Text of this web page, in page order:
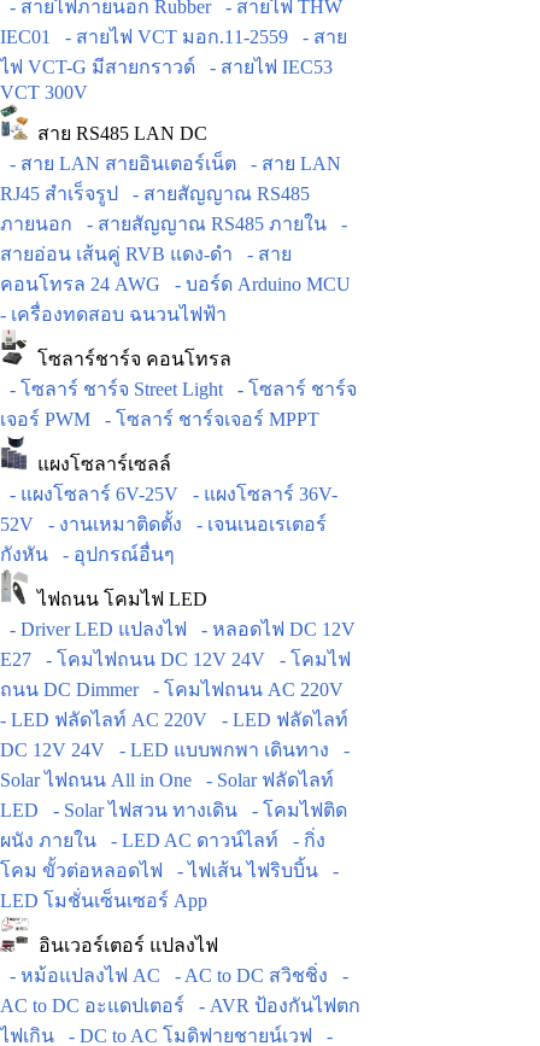
- สายไฟภายนอก Rubber
- สายไฟ THW
IEC01
- สายไฟ VCT มอก.11-2559
- สาย
ไฟ VCT-G มีสายกราวด์
- สายไฟ IEC53
VCT 300V
สาย RS485 LAN DC
- สาย LAN สายอินเตอร์เน็ต
- สาย LAN
RJ45 สำเร็จรูป
- สายสัญญาณ RS485
ภายนอก
- สายสัญญาณ RS485 ภายใน
-
สายอ่อน เส้นคู่ RVB แดง-ดำ
- สาย
คอนโทรล 24 AWG
- บอร์ด Arduino MCU
- เครื่องทดสอบ ฉนวนไฟฟ้า
โซลาร์ชาร์จ คอนโทรล
- โซลาร์ ชาร์จ Street Light
- โซลาร์ ชาร์จ
เจอร์ PWM
- โซลาร์ ชาร์จเจอร์ MPPT
แผงโซลาร์เซลล์
- แผงโซลาร์ 6V-25V
- แผงโซลาร์ 36V-
52V
- งานเหมาติดตั้ง
- เจนเนอเรเตอร์
กังหัน
- อุปกรณ์อื่นๆ
ไฟถนน โคมไฟ LED
- Driver LED แปลงไฟ
- หลอดไฟ DC 12V
E27
- โคมไฟถนน DC 12V 24V
- โคมไฟ
ถนน DC Dimmer
- โคมไฟถนน AC 220V
- LED ฟลัดไลท์ AC 220V
- LED ฟลัดไลท์
DC 12V 24V
- LED แบบพกพา เดินทาง
-
Solar ไฟถนน All in One
- Solar ฟลัดไลท์
LED
- Solar ไฟสวน ทางเดิน
- โคมไฟติด
ผนัง ภายใน
- LED AC ดาวน์ไลท์
- กิ่ง
โคม ขั้วต่อหลอดไฟ
- ไฟเส้น ไฟริบบิ้น
-
LED โมชั่นเซ็นเซอร์ App
อินเวอร์เตอร์ แปลงไฟ
- หม้อแปลงไฟ AC
- AC to DC สวิชชิ่ง
-
AC to DC อะแดปเตอร์
- AVR ป้องกันไฟตก
ไฟเกิน
- DC to AC โมดิฟายชายน์เวฟ -